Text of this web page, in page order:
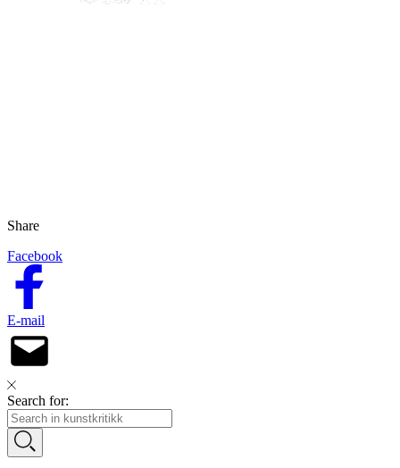
Share
Facebook
E-mail
Search for: